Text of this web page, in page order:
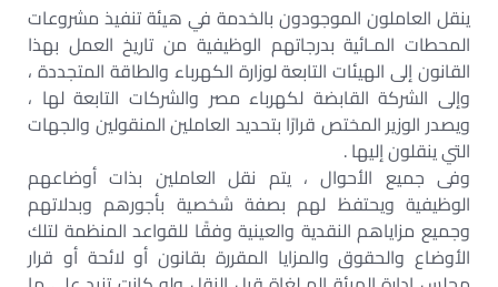
ينقل العاملون الموجودون بالخدمة في هيئة تنفيذ مشروعات
المحطات المـائية بدرجاتهم الوظيفية من تاريخ العمل بهذا
القانون إلى الهيئات التابعة لوزارة الكهرباء والطاقة المتجددة ،
وإلى الشركة القابضة لكهرباء مصر والشركات التابعة لها ،
ويصدر الوزير المختص قرارًا بتحديد العاملين المنقولين والجهات
التي ينقلون إليها .
وفى جميع الأحوال ، يتم نقل العاملين بذات أوضاعهم
الوظيفية ويحتفظ لهم بصفة شخصية بأجورهم وبدلاتهم
وجميع مزاياهم النقدية والعينية وفقًا للقواعد المنظمة لتلك
الأوضاع والحقوق والمزايا المقررة بقانون أو لائحة أو قرار